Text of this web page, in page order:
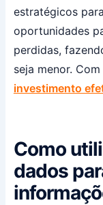
estratégicos
oportunidades
perdidas,
seja menor.
investimento
Como
dados